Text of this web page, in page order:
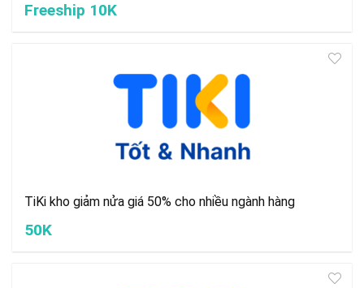
Freeship 10K
TiKi kho giảm nửa giá 50% cho nhiều ngành hàng
50K